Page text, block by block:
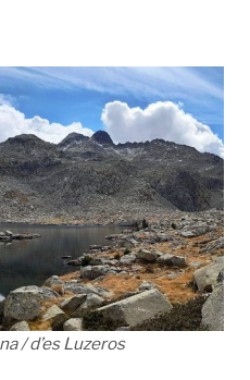
/ d’es Luzeros